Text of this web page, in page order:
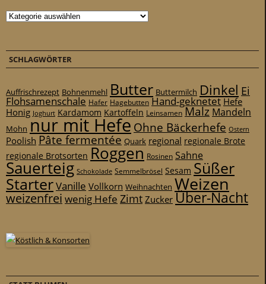
Kategorien
SCHLAGWÖRTER
Auffrischrezept Bohnenmehl Butter Buttermilch Dinkel Ei
Flohsamenschale Hafer Hagebutten Hand-geknetet Hefe
Honig Joghurt Kardamom Kartoffeln Leinsamen Malz Mandeln
Mohn nur mit Hefe Ohne Bäckerhefe Ostern
Poolish Pâte fermentée Quark regional regionale Brote
regionale Brotsorten Roggen Rosinen Sahne
Sauerteig Schokolade Semmelbrösel Sesam Süßer
StarterVanille Vollkorn Weihnachten Weizen
weizenfrei wenig Hefe ZimtZuckerÜber-Nacht